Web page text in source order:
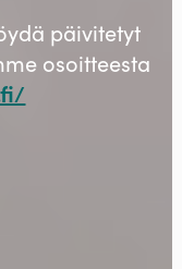
päivitetyt
osoitteesta